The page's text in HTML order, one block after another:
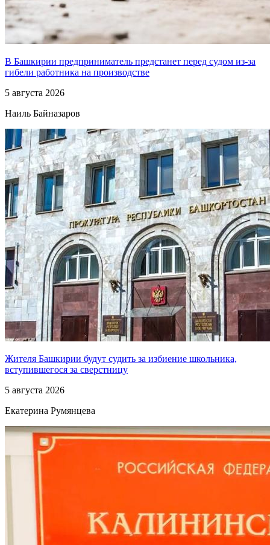
В Башкирии предприниматель предстанет перед судом из-за
гибели работника на производстве
5 августа 2026
Наиль Байназаров
Жителя Башкирии будут судить за избиение школьника,
вступившегося за сверстницу
5 августа 2026
Екатерина Румянцева